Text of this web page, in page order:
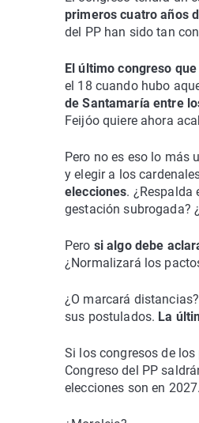
primeros cuatro años
del PP han sido tan
El último congreso
el 18 cuando hubo
de Santamaría entre
Feijóo quiere ahora
Pero no es eso lo más
y elegir a los
elecciones. ¿Respalda
gestación subrogada?
Pero si algo debe
¿Normalizará los
¿O marcará
sus postulados. La
Si los congresos de
Congreso del PP
elecciones son en